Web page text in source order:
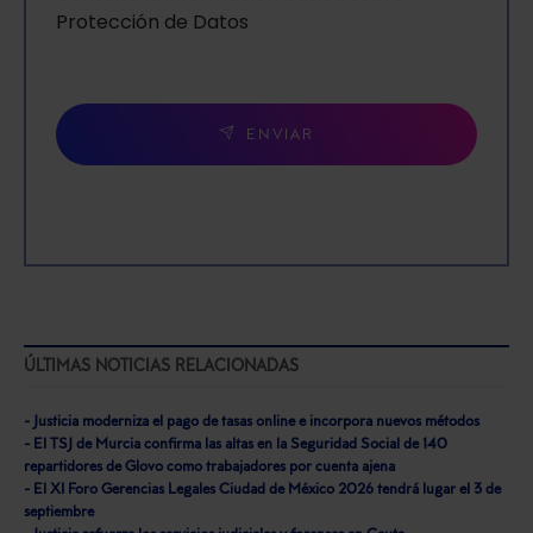
Protección de Datos
ENVIAR
ÚLTIMAS NOTICIAS RELACIONADAS
- Justicia moderniza el pago de tasas online e incorpora nuevos métodos
- El TSJ de Murcia confirma las altas en la Seguridad Social de 140
repartidores de Glovo como trabajadores por cuenta ajena
- El XI Foro Gerencias Legales Ciudad de México 2026 tendrá lugar el 3 de
septiembre